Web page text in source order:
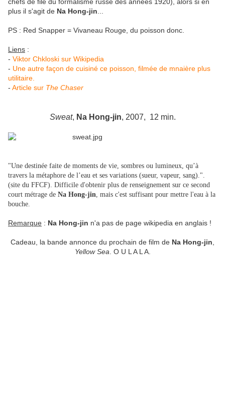
plus il s'agit de Na Hong-jin
PS : Red Snapper = Vivaneau Rouge, du poisson donc.
Liens :
- Viktor Chkloski sur Wikipedia
- Une autre façon de cuisiné ce poisson, filmée de mnaière plus
utilitaire.
- Article sur The Chaser
Sweat, Na Hong-jin, 2007, 12 min.
"Une destinée faite de moments de vie, sombres ou lumineux, qu’à
travers la métaphore de l’eau et ses variations (sueur, vapeur, sang).".
(site du FFCF). Difficile d'obtenir plus de renseignement sur ce second
court métrage de Na Hong-jin, mais c'est suffisant pour mettre l'eau à la
bouche.
Remarque : Na Hong-jin n'a pas de page wikipedia en anglais !
Cadeau, la bande annonce du prochain de film de Na Hong-jin
Yellow Sea . O U L A L A.